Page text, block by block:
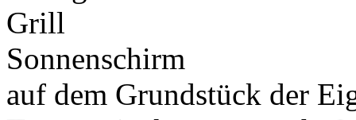
Grill
Sonnenschirm
auf dem Grundstück der